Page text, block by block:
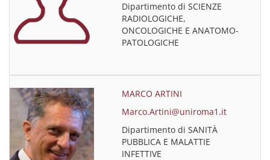
Dipartimento di SCIENZE
RADIOLOGICHE,
ONCOLOGICHE E ANATOMO-
PATOLOGICHE
MARCO ARTINI
Marco.Artini@uniroma1.it
Dipartimento di SANITÀ
PUBBLICA E MALATTIE
INFETTIVE